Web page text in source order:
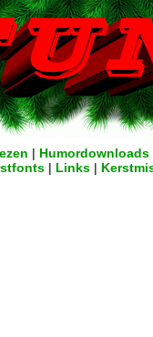
| Humordownloads
| Links |